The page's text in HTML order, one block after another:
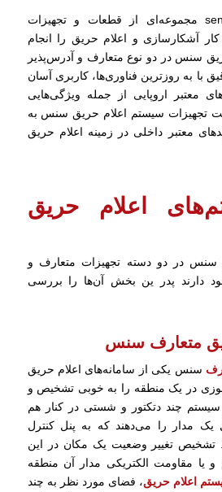
سیستم اعلان حریق sens مجموعه‌ای از قطعات و تجهیزات
کار آشکارسازی و اعلام حریق را انجام
سنس در دو نوع متعارف و آدرس‌پذیر
با به روزترین فناوری‌ها، کاربری آسان
معتبر اروپایی از جمله ویژگی‌هایی
تجهیزات سیستم اعلام حریق سنس به
معتبر داخلی در زمینه اعلام حریق
اعلام حریق
سنس در دو دسته تجهیزات متعارف و
دارند پدر ین بخش آن‌ها را بررسی
متعارف سنس
سنس یکی از سامانه‌های اعلام حریق
در یک منطقه را به خوبی تشخیص و
سیستم چند دتکتور و شستی در کنار هم
یک مدار را می‌دهند که به پنل کنترل
تغییر وضعیت یک مکان در این
و یا مقاومت الکتریکی مدار آن منطقه
اعلام حریق، فضای مورد نظر به چند